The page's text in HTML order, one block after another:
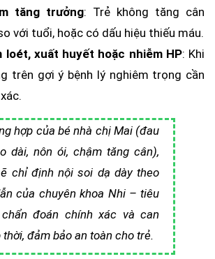
tăng trưởng: Trẻ không tăng cân
với tuổi, hoặc có dấu hiệu thiếu máu.
loét, xuất huyết hoặc nhiễm HP: Khi
trên gợi ý bệnh lý nghiêm trọng cần
hợp của bé nhà chị Mai (đau
dài, nôn ói, chậm tăng cân),
chỉ định nội soi dạ dày theo
của chuyên khoa Nhi – tiêu
đoán chính xác và can
đảm bảo an toàn cho trẻ.